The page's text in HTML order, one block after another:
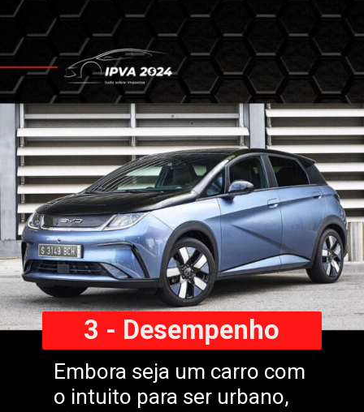
Embora seja um carro com
o intuito para ser urbano,
3 - Desempenho